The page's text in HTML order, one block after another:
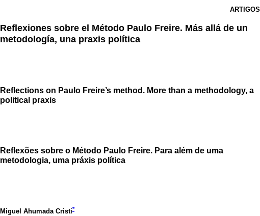
ARTIGOS
Reflexiones sobre el Método Paulo Freire. Más allá de un
metodología, una praxis política
Reflections on Paulo Freire’s method. More than a methodology, a
political praxis
Reflexões sobre o Método Paulo Freire. Para além de uma
metodologia, uma práxis política
Miguel Ahumada Cristi*